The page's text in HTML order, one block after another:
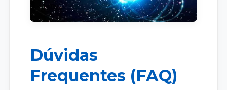
Dúvidas
Frequentes (FAQ)